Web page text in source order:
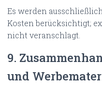
Es werden
Kosten berücksichtigt;
nicht veranschlagt.
9.
und